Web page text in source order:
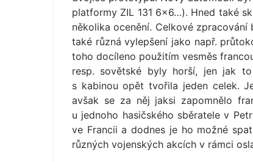
platformy ZIL 131 6×6…). Hned také
několika ocenění. Celkové
také různá vylepšení jako např.
toho docíleno použitím vesměs
resp. sovětské byly horší, jen jak to
s kabinou opět tvořila jeden celek.
avšak se za něj jaksi zapomnělo
u jednoho hasičského sběratele v
ve Francii a dodnes je ho možné
různých vojenských akcích v rámci